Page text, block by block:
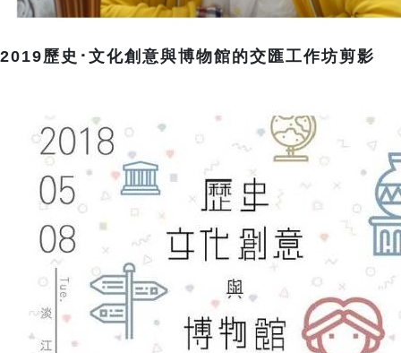
2019歷史･文化創意與博物館的交匯工作坊剪影